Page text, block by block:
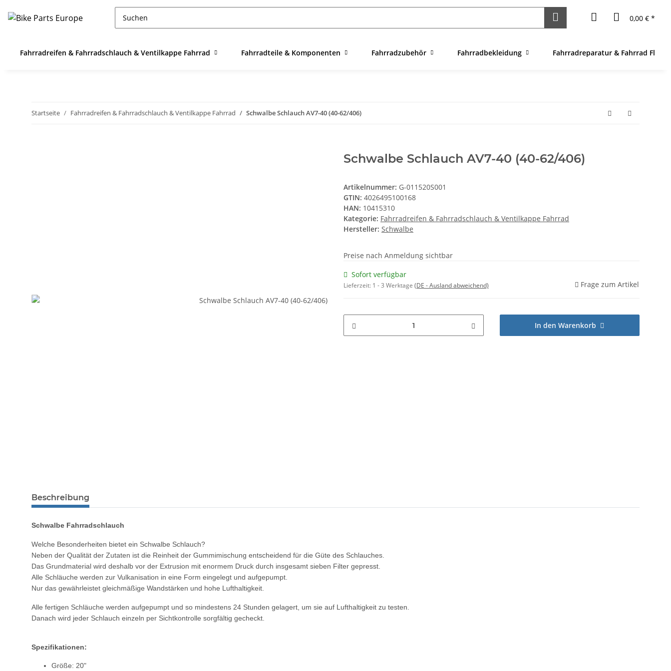
0,00 € *
Fahrradreifen & Fahrradschlauch & Ventilkappe Fahrrad Fahrradteile & Komponenten Fahrradzubehör Fahrradbekleidung Fahrradreparatur & Fahrrad
Startseite Fahrradreifen & Fahrradschlauch & Ventilkappe Fahrrad Schwalbe Schlauch AV7-40 (40-62/406)
Schwalbe Schlauch AV7-40 (40-62/406)
Artikelnummer: G-011520S001
GTIN: 4026495100168
HAN: 10415310
Kategorie: Fahrradreifen & Fahrradschlauch & Ventilkappe Fahrrad
Hersteller: Schwalbe
Preise nach Anmeldung sichtbar
Sofort verfügbar
Lieferzeit: 1 - 3 Werktage (DE - Ausland abweichend) Frage zum Artikel
In den Warenkorb
Beschreibung
Schwalbe Fahrradschlauch
Welche Besonderheiten bietet ein Schwalbe Schlauch?
Neben der Qualität der Zutaten ist die Reinheit der Gummimischung entscheidend für die Güte des Schlauches.
Das Grundmaterial wird deshalb vor der Extrusion mit enormem Druck durch insgesamt sieben Filter gepresst.
Alle Schläuche werden zur Vulkanisation in eine Form eingelegt und aufgepumpt.
Nur das gewährleistet gleichmäßige Wandstärken und hohe Lufthaltigkeit.
Alle fertigen Schläuche werden aufgepumpt und so mindestens 24 Stunden gelagert, um sie auf Lufthaltigkeit zu testen.
Danach wird jeder Schlauch einzeln per Sichtkontrolle sorgfältig gecheckt.
Spezifikationen:
Größe: 20"